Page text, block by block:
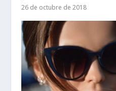
26 de octubre de 2018